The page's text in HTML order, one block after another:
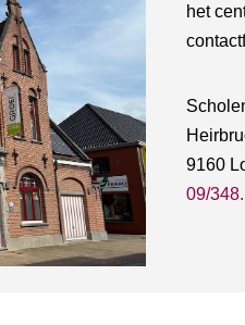
het
9160
09/